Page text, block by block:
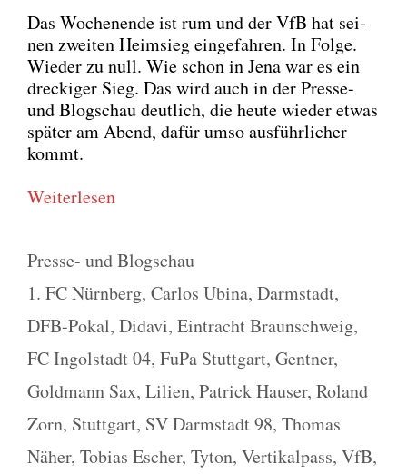
Das Wochen­en­de ist rum und der VfB hat sei­
nen zwei­ten Heim­sieg ein­ge­fah­ren. In Fol­ge.
Wie­der zu null. Wie schon in Jena war es ein
dre­cki­ger Sieg. Das wird auch in der Pres­se-
und Blog­schau deut­lich, die heu­te wie­der etwas
spä­ter am Abend, dafür umso aus­führ­li­cher
kommt.
Wei­ter­le­sen
Kategorien
Presse- und Blogschau
Schlagwörter
1. FC Nürnberg, Carlos Ubina, Darmstadt,
DFB-Pokal, Didavi, Eintracht Braunschweig,
FC Ingolstadt 04, FuPa Stuttgart, Gentner,
Goldmann Sax, Lilien, Patrick Hauser, Roland
Zorn, Stuttgart, SV Darmstadt 98, Thomas
Näher, Tobias Escher, Tyton, Vertikalpass, VfB,